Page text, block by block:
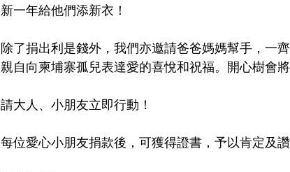
新一年給他們添新衣！
除了捐出利是錢外，我們亦邀請爸爸媽媽幫手，一
親自向柬埔寨孤兒表達愛的喜悅和祝福。開心樹會
請大人、小朋友立即行動！
每位愛心小朋友捐款後，可獲得證書，予以肯定及讚